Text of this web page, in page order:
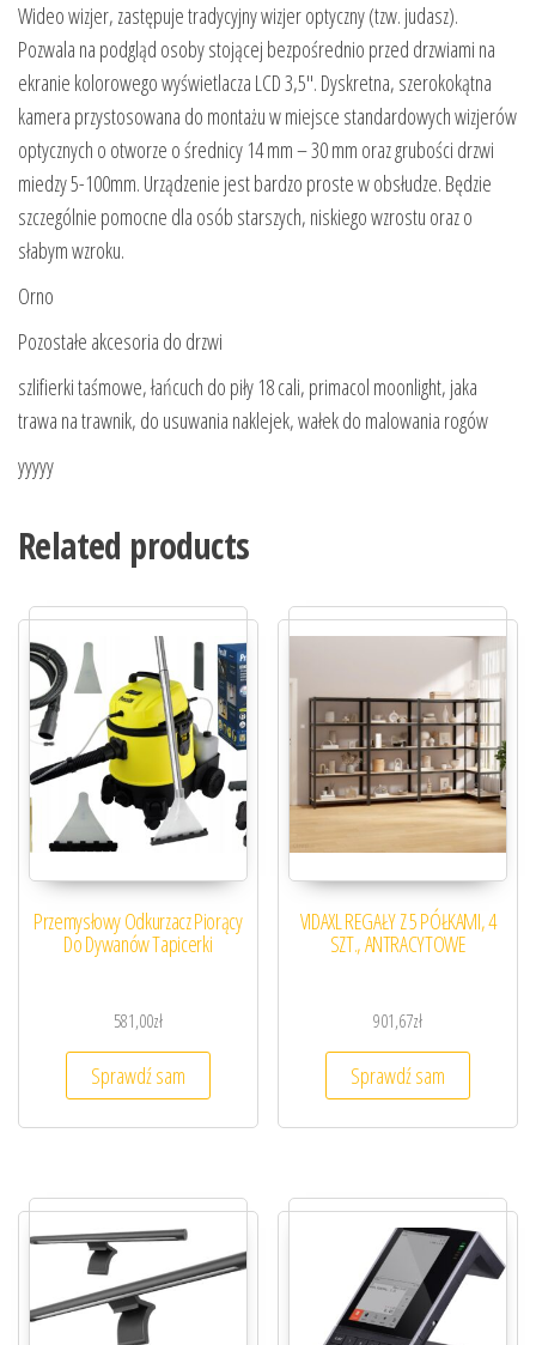
Wideo wizjer, zastępuje tradycyjny wizjer optyczny (tzw. judasz).
Pozwala na podgląd osoby stojącej bezpośrednio przed drzwiami na
ekranie kolorowego wyświetlacza LCD 3,5″. Dyskretna, szerokokątna
kamera przystosowana do montażu w miejsce standardowych wizjerów
optycznych o otworze o średnicy 14 mm – 30 mm oraz grubości drzwi
miedzy 5-100mm. Urządzenie jest bardzo proste w obsłudze. Będzie
szczególnie pomocne dla osób starszych, niskiego wzrostu oraz o
słabym wzroku.
Orno
Pozostałe akcesoria do drzwi
szlifierki taśmowe, łańcuch do piły 18 cali, primacol moonlight, jaka
trawa na trawnik, do usuwania naklejek, wałek do malowania rogów
yyyyy
Related products
Przemysłowy Odkurzacz Piorący
Do Dywanów Tapicerki
581,00zł
Sprawdź sam
VIDAXL REGAŁY Z 5 PÓŁKAMI, 4
SZT., ANTRACYTOWE
901,67zł
Sprawdź sam